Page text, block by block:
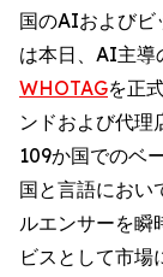
国のAIおよびビ
は本日、AI主導
WHOTAGを正
ンドおよび代理
109か国でのベ
国と言語におい
ルエンサーを瞬
ビスとして市場